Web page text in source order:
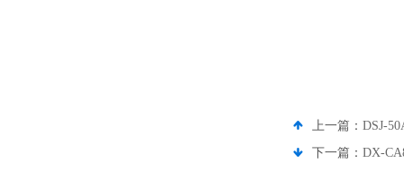
上一篇： DSJ-
下一篇： DX-